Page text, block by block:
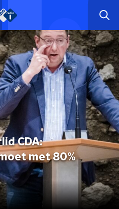
CDA:
met 80%